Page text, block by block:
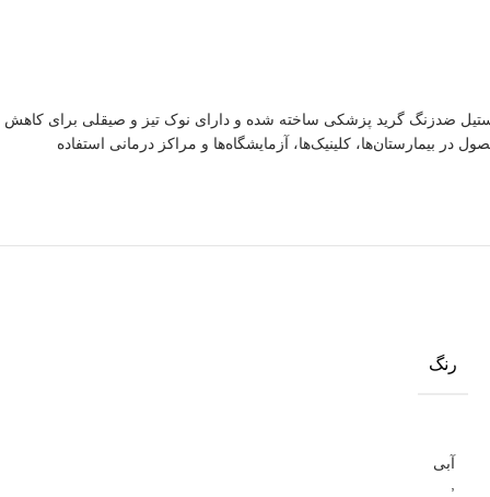
ضدزنگ گرید پزشکی ساخته شده و دارای نوک تیز و صیقلی برای کاهش
بیمارستان‌ها، کلینیک‌ها، آزمایشگاه‌ها و مراکز درمانی استفاده
رنگ
آبی